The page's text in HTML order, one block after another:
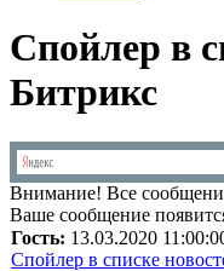
Спойлер в
Битрикс
Внимание! Все
Ваше сообщение
Гость: 13.03.2020
Спойлер в списке